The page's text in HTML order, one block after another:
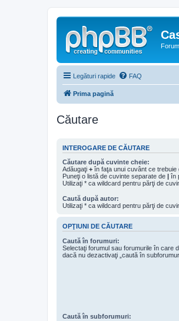
Legături rapide FAQ
Prima pagină
Căutare
INTEROGARE DE CĂUTARE
Căutare după cuvinte cheie:
Adăugaţi + în faţa unui cuvânt ce trebuie
Puneţi o listă de cuvinte separate de | în
Utilizaţi * ca wildcard pentru părţi de
Caută după autor:
Utilizaţi * ca wildcard pentru părţi de
OPŢIUNI DE CĂUTARE
Caută în forumuri:
Selectaţi forumul sau forumurile în care
dacă nu dezactivaţi „caută în
Caută în subforumuri: